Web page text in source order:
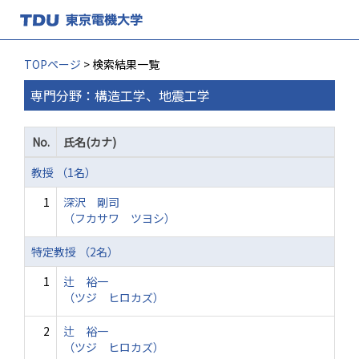
TOPページ > 検索結果一覧
専門分野：構造工学、地震工学
No.
氏名(カナ)
教授 （1名）
1
深沢 剛司
（フカサワ ツヨシ）
特定教授 （2名）
1
辻 裕一
（ツジ ヒロカズ）
2
辻 裕一
（ツジ ヒロカズ）